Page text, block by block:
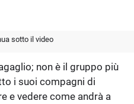
sotto il video
non è il gruppo più
i suoi compagni di
e vedere come andrà a